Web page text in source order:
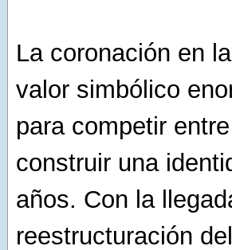
La coronación en
valor simbólico
para competir
construir una
años. Con la
reestructuración